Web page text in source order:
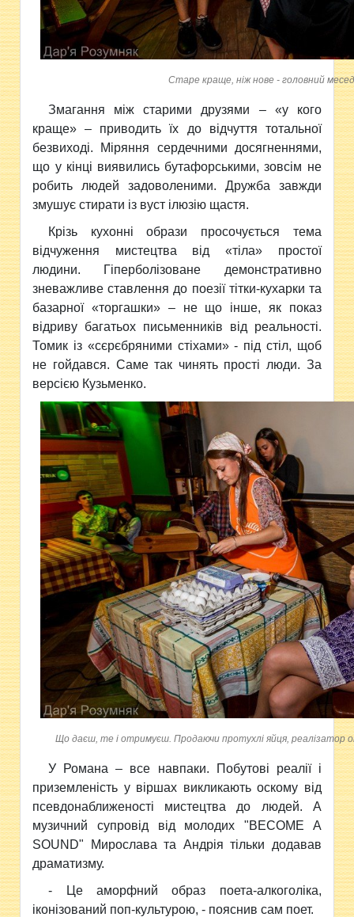
Старе краще, ніж нове - головний
Змагання між старими друзями – «у кого
краще» – приводить їх до відчуття тотальної
безвиході. Міряння сердечними досягненнями,
що у кінці виявились бутафорськими, зовсім не
робить людей задоволеними. Дружба завжди
змушує стирати із вуст ілюзію щастя.
Крізь кухонні образи просочується тема
відчуження мистецтва від «тіла» простої
людини. Гіперболізоване демонстративно
зневажливе ставлення до поезії тітки-кухарки та
базарної «торгашки» – не що інше, як показ
відриву багатьох письменників від реальності.
Томик із «сєрєбряними стіхами» - під стіл, щоб
не гойдався. Саме так чинять прості люди. За
версією Кузьменко.
Що даєш, те і отримуєш. Продаючи протухлі яйця, реалізатор
У Романа – все навпаки. Побутові реалії і
приземленість у віршах викликають оскому від
псевдонаближеності мистецтва до людей. А
музичний супровід від молодих "BECOME A
SOUND" Мирослава та Андрія тільки додавав
драматизму.
- Це аморфний образ поета-алкоголіка,
іконізований поп-культурою, - пояснив сам поет.